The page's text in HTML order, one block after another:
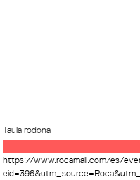
Taula rodona
https://www.rocamail.com/es/